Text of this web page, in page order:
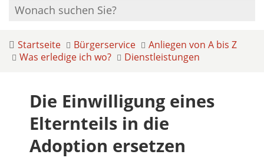
Startseite Bürgerservice
Anliegen von A bis Z
Was erledige ich wo?
Dienstleistungen
Die Einwilligung eines
Elternteils in die
Adoption ersetzen